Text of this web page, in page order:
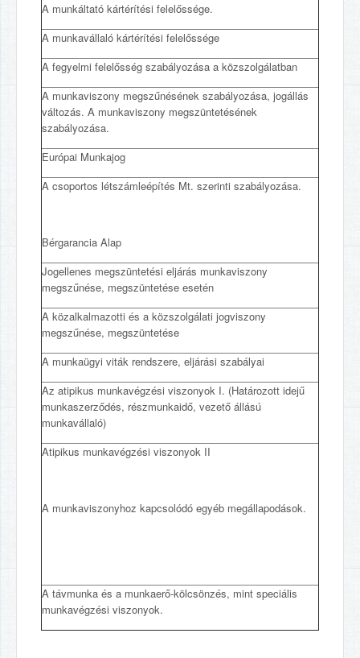
A munkáltató kártérítési felelőssége.
A munkavállaló kártérítési felelőssége
A fegyelmi felelősség szabályozása a közszolgálatban
A munkaviszony megszűnésének szabályozása, jogállás
változás. A munkaviszony megszüntetésének
szabályozása.
Európai Munkajog
A csoportos létszámleépítés Mt. szerinti szabályozása.
Bérgarancia Alap
Jogellenes megszüntetési eljárás munkaviszony
megszűnése, megszüntetése esetén
A közalkalmazotti és a közszolgálati jogviszony
megszűnése, megszüntetése
A munkaügyi viták rendszere, eljárási szabályai
Az atipikus munkavégzési viszonyok I. (Határozott idejű
munkaszerződés, részmunkaidő, vezető állású
munkavállaló)
Atipikus munkavégzési viszonyok II
A munkaviszonyhoz kapcsolódó egyéb megállapodások.
A távmunka és a munkaerő-kölcsönzés, mint speciális
munkavégzési viszonyok.